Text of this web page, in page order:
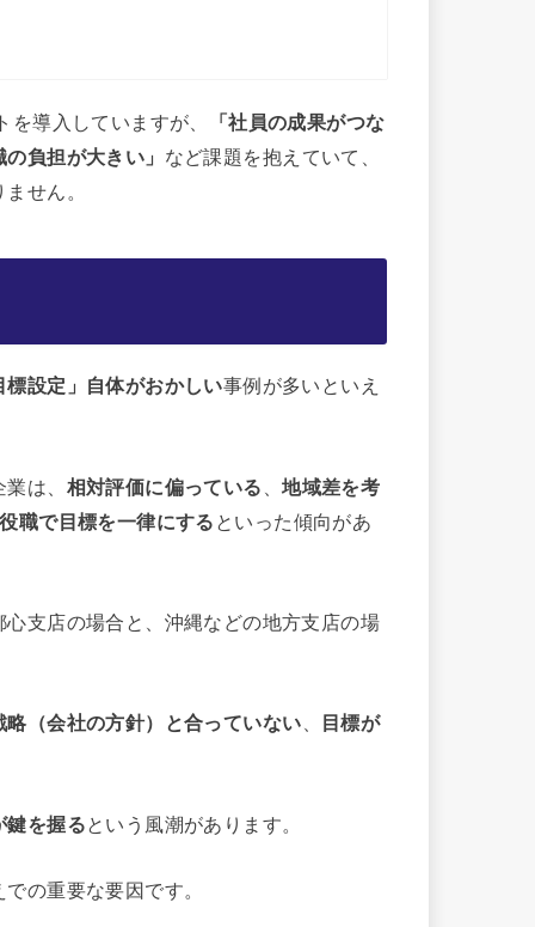
導入していますが、
「社員の成果がつな
負担が大きい」 など課題を抱えていて、
せん。
標設定」自体がおかしい事例が多いといえ
は、 相対評価に偏っている 、地域差を考
職で目標を一律にする といった傾向があ
支店の場合と、沖縄などの地方支店の場
略（会社の方針）と合っていない 目標が
鍵を握るという風潮があります。
の重要な要因です。